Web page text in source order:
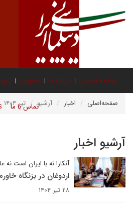
صفحه نخست درباره ما عضویت
تماس با ما صفحه‌اصلی اخبار آرشیو تیر ۱۴۰۴
آرشیو اخبار
آنکارا نه با ایران است نه
اردوغان در بزنگاه
۲۸ تیر ۱۴۰۴